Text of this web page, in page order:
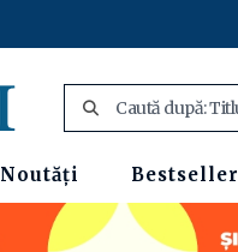
Noutăți Bestseller